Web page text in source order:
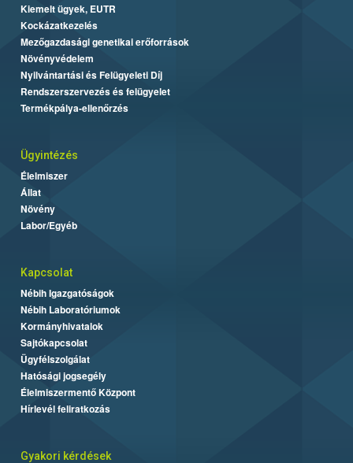
Kiemelt ügyek, EUTR
Kockázatkezelés
Mezőgazdasági genetikai erőforrások
Növényvédelem
Nyilvántartási és Felügyeleti Díj
Rendszerszervezés és felügyelet
Termékpálya-ellenőrzés
Ügyintézés
Élelmiszer
Állat
Növény
Labor/Egyéb
Kapcsolat
Nébih Igazgatóságok
Nébih Laboratóriumok
Kormányhivatalok
Sajtókapcsolat
Ügyfélszolgálat
Hatósági jogsegély
Élelmiszermentő Központ
Hírlevél feliratkozás
Gyakori kérdések